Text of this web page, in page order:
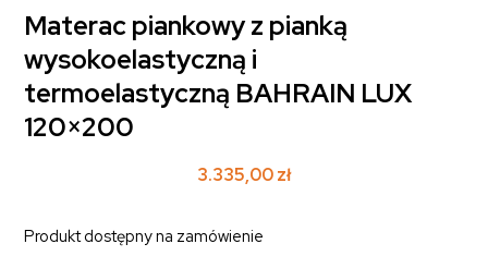
Materac piankowy z pianką
wysokoelastyczną i
termoelastyczną BAHRAIN LUX
120×200
3.335,00zł
Produkt dostępny na zamówienie